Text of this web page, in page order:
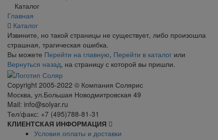
Каталог
Главная
Каталог
Извините, но такой страницы не существует, либо произошла
страшная, трагическая ошибка.
Вы можете Перейти на главную, Перейти в каталог или
Вернуться назад, на страницу с которой вы пришли.
Сopyright 2005-2022 © Компания Солярис
Москва, ул.Большая Новодмитровская 49
Mail: info@solyar.ru
Тел/факс: +7 (495)788-81-31
КЛИЕНТСКАЯ ИНФОРМАЦИЯ
Условия оплаты и доставки